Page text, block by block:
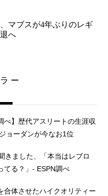
マブスが4年ぶりのレギ
へ
ー
べ】歴代アスリートの生涯収
ョーダンが今なお1位
きました、「本当はレブロ
てる？」- ESPN調べ
合体させたハイクオリティー